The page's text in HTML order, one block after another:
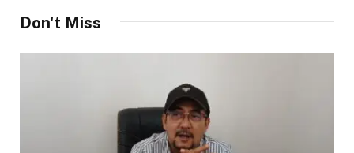
Don't Miss